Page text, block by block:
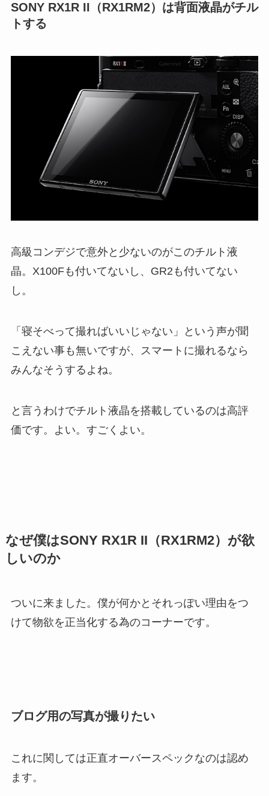
SONY RX1R II（RX1RM2）は背面液晶がチル
トする
高級コンデジで意外と少ないのがこのチルト液
晶。X100Fも付いてないし、GR2も付いてない
し。
「寝そべって撮ればいいじゃない」という声が聞
こえない事も無いですが、スマートに撮れるなら
みんなそうするよね。
と言うわけでチルト液晶を搭載しているのは高評
価です。よい。すごくよい。
なぜ僕はSONY RX1R II（RX1RM2）が欲
しいのか
ついに来ました。僕が何かとそれっぽい理由をつ
けて物欲を正当化する為のコーナーです。
ブログ用の写真が撮りたい
これに関しては正直オーバースペックなのは認め
ます。